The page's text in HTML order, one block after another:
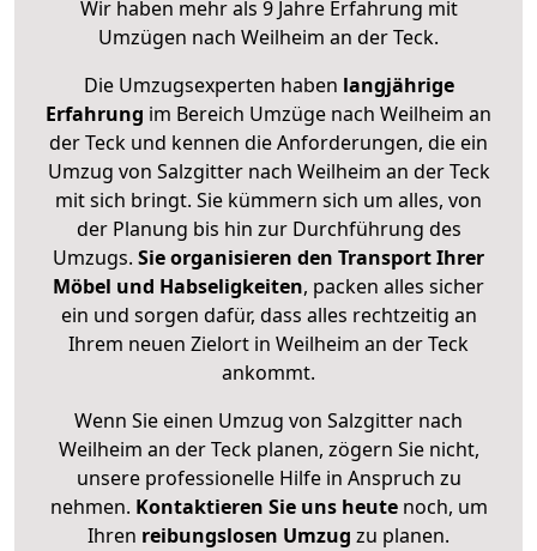
Wir haben mehr als 9 Jahre Erfahrung mit
Umzügen nach Weilheim an der Teck.
Die Umzugsexperten haben langjährige
Erfahrung im Bereich Umzüge nach Weilheim an
der Teck und kennen die Anforderungen, die ein
Umzug von Salzgitter nach Weilheim an der Teck
mit sich bringt. Sie kümmern sich um alles, von
der Planung bis hin zur Durchführung des
Umzugs. Sie organisieren den Transport Ihrer
Möbel und Habseligkeiten, packen alles sicher
ein und sorgen dafür, dass alles rechtzeitig an
Ihrem neuen Zielort in Weilheim an der Teck
ankommt.
Wenn Sie einen Umzug von Salzgitter nach
Weilheim an der Teck planen, zögern Sie nicht,
unsere professionelle Hilfe in Anspruch zu
nehmen. Kontaktieren Sie uns heutenoch, um
Ihren reibungslosen Umzug zu planen.